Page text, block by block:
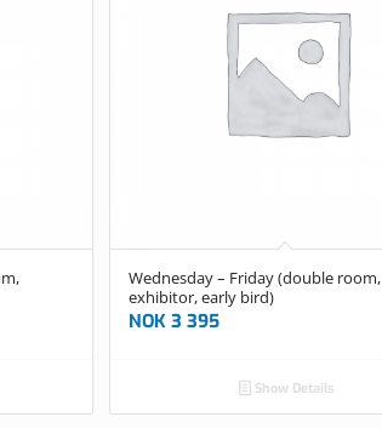
Wednesday – Friday (double room,
exhibitor, early bird)
NOK3 395
Show Details